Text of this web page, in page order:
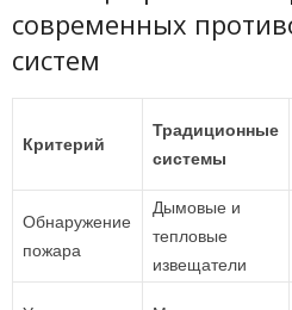
современных
систем
Критерий
Традиционные
системы
Обнаружение
пожара
Дымовые и
тепловые
извещатели